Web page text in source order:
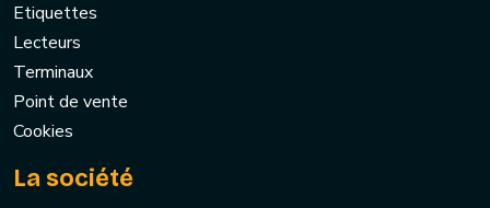
Etiquettes
Lecteurs
Terminaux
Point de vente
Cookies
La société